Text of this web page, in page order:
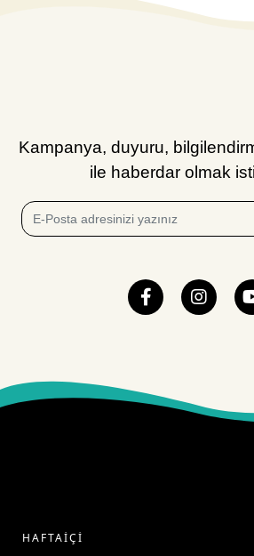
Kampanya, duyuru,
ile haberdar olmak
HAFTAİÇİ